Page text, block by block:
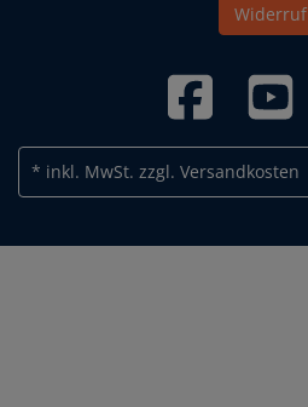
Widerruf
* inkl. MwSt. zzgl. Versandkosten